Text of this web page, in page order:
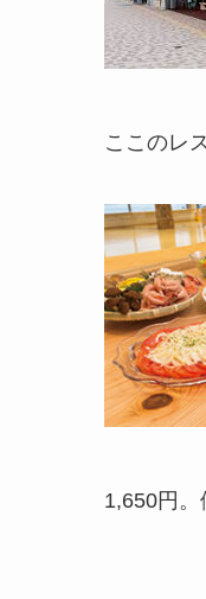
ここのレ
1,650円。